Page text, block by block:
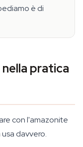
è di
pratica
con l'amazonite
davvero.